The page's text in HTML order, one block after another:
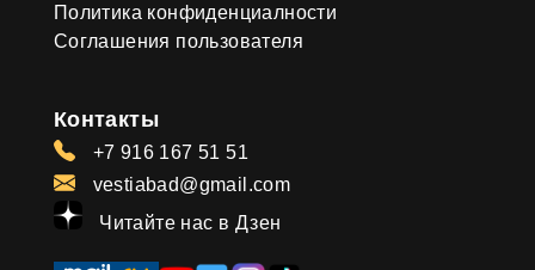
Политика конфиденциалности
Соглашения пользователя
Контакты
+7 916 167 51 51
vestiabad@gmail.com
Читайте нас в Дзен